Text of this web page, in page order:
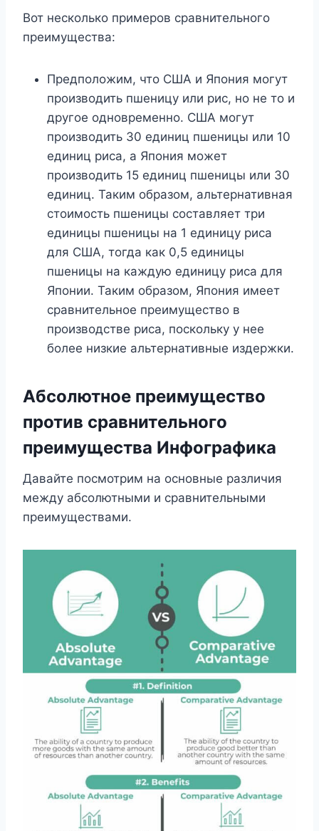
Вот несколько примеров сравнительного
преимущества:
Предположим, что США и Япония могут
производить пшеницу или рис, но не то и
другое одновременно. США могут
производить 30 единиц пшеницы или 10
единиц риса, а Япония может
производить 15 единиц пшеницы или 30
единиц. Таким образом, альтернативная
стоимость пшеницы составляет три
единицы пшеницы на 1 единицу риса
для США, тогда как 0,5 единицы
пшеницы на каждую единицу риса для
Японии. Таким образом, Япония имеет
сравнительное преимущество в
производстве риса, поскольку у нее
более низкие альтернативные издержки.
Абсолютное преимущество
против сравнительного
преимущества Инфографика
Давайте посмотрим на основные различия
между абсолютными и сравнительными
преимуществами.